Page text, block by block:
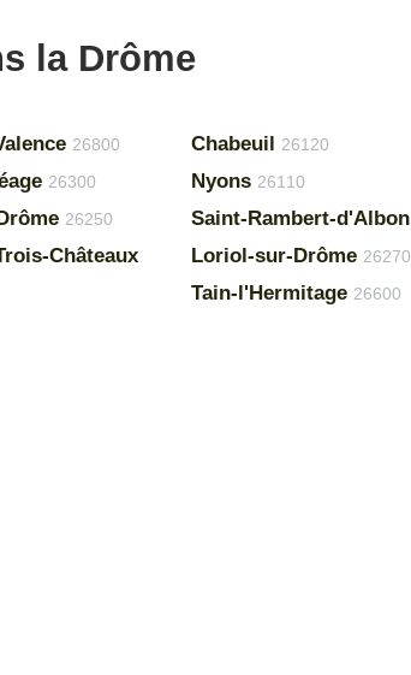
la Drôme
26800
26300
26250
Châteaux
Chabeuil 26120
Nyons 26110
Saint-Rambert-d'Albon
Loriol-sur-Drôme 26270
Tain-l'Hermitage 26600